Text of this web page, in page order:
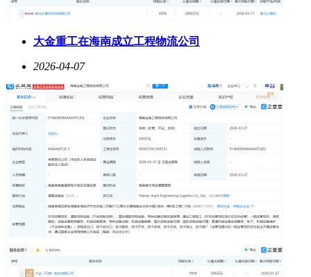
大金重工在海南成立工程物流公司
2026-04-07